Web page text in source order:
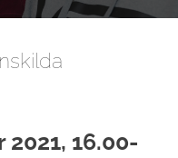
16.00-